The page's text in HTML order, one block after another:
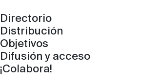
Directorio
Distribución
Objetivos
Difusión y acceso
¡Colabora!